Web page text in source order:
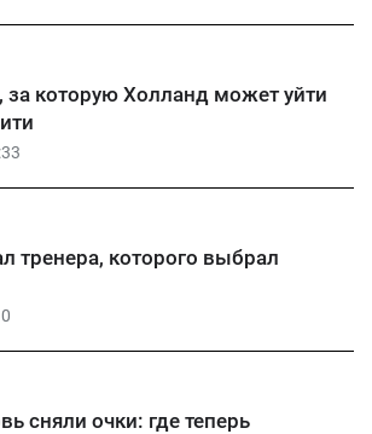
за которую Холланд может уйти
тренера, которого выбрал
сняли очки: где теперь